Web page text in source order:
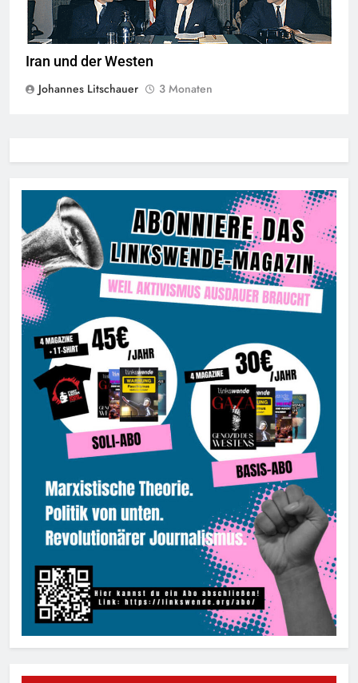
Iran und der Westen
Johannes Litschauer
3 Monaten